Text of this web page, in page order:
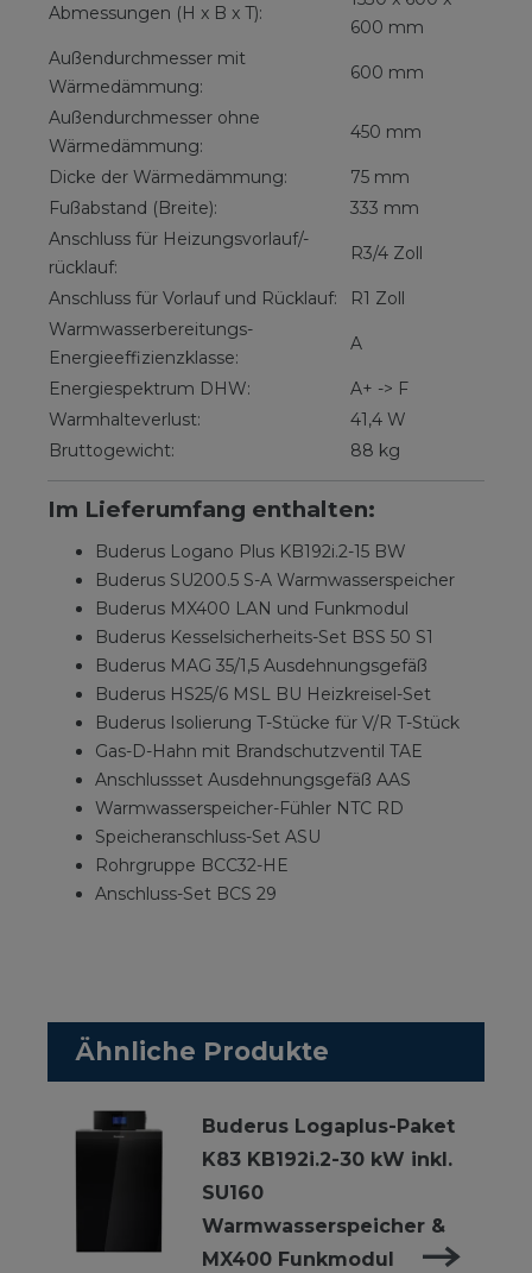
Abmessungen (H x B x T):
600 mm
Außendurchmesser mit
Wärmedämmung:
600 mm
Außendurchmesser ohne
Wärmedämmung:
450 mm
Dicke der Wärmedämmung:
75 mm
Fußabstand (Breite):
333 mm
Anschluss für Heizungsvorlauf/-
rücklauf:
R3/4 Zoll
Anschluss für Vorlauf und Rücklauf:
R1 Zoll
Warmwasserbereitungs-
Energieeffizienzklasse:
A
Energiespektrum DHW:
A+ -> F
Warmhalteverlust:
41,4 W
Bruttogewicht:
88 kg
Im Lieferumfang enthalten:
Buderus Logano Plus KB192i.2-15 BW
Buderus SU200.5 S-A Warmwasserspeicher
Buderus MX400 LAN und Funkmodul
Buderus Kesselsicherheits-Set BSS 50 S1
Buderus MAG 35/1,5 Ausdehnungsgefäß
Buderus HS25/6 MSL BU Heizkreisel-Set
Buderus Isolierung T-Stücke für V/R T-Stück
Gas-D-Hahn mit Brandschutzventil TAE
Anschlussset Ausdehnungsgefäß AAS
Warmwasserspeicher-Fühler NTC RD
Speicheranschluss-Set ASU
Rohrgruppe BCC32-HE
Anschluss-Set BCS 29
Ähnliche Produkte
Buderus Logaplus-Paket
K83 KB192i.2-30 kW inkl.
SU160
Warmwasserspeicher &
MX400 Funkmodul